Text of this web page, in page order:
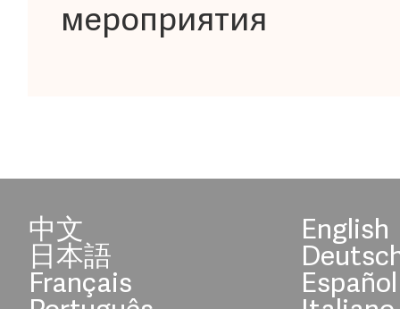
мероприятия
中文 English
日本語
Français Español